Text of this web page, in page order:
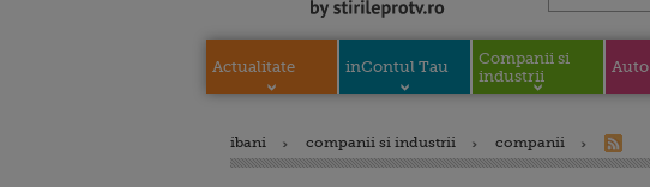
Actualitate inContul Tau
Companii si
industrii
Auto
ibani companii si industrii companii